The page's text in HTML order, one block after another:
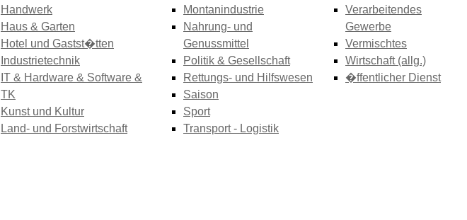
Handwerk
Haus & Garten
Hotel und Gastst�tten
Industrietechnik
IT & Hardware & Software &
TK
Kunst und Kultur
Land- und Forstwirtschaft
Montanindustrie
Nahrung- und
Genussmittel
Politik & Gesellschaft
Rettungs- und Hilfswesen
Saison
Sport
Transport - Logistik
Verarbeitendes
Gewerbe
Vermischtes
Wirtschaft (allg.)
�ffentlicher Dienst